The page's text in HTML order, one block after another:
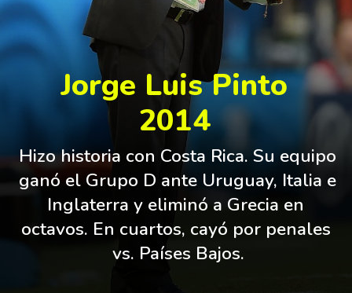
Hizo historia con Costa Rica. Su equipo
ganó el Grupo D ante Uruguay, Italia e
Inglaterra y eliminó a Grecia en
octavos. En cuartos, cayó por penales
vs. Países Bajos.
Jorge Luis Pinto
2014